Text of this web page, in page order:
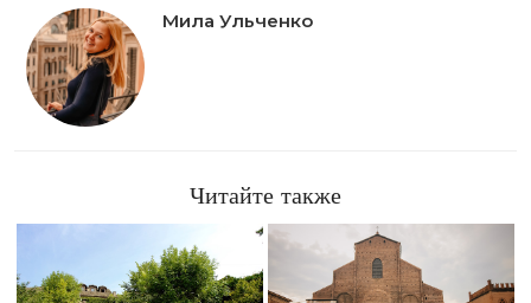
Мила Ульченко
Читайте также